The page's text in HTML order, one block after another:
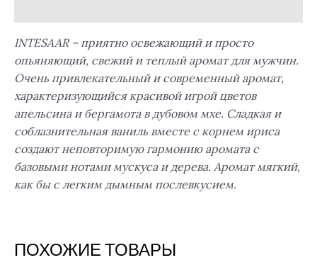
INTESAAR – приятно освежающий и просто
опьяняющий, свежий и теплый аромат для мужчин.
Очень привлекательный и современный аромат,
характеризующийся красивой игрой цветов
апельсина и бергамота в дубовом мхе. Сладкая и
соблазнительная ваниль вместе с корнем ириса
создают неповторимую гармонию аромата с
базовыми нотами мускуса и дерева. Аромат мягкий,
как бы с легким дымным послевкусием.
ПОХОЖИЕ ТОВАРЫ